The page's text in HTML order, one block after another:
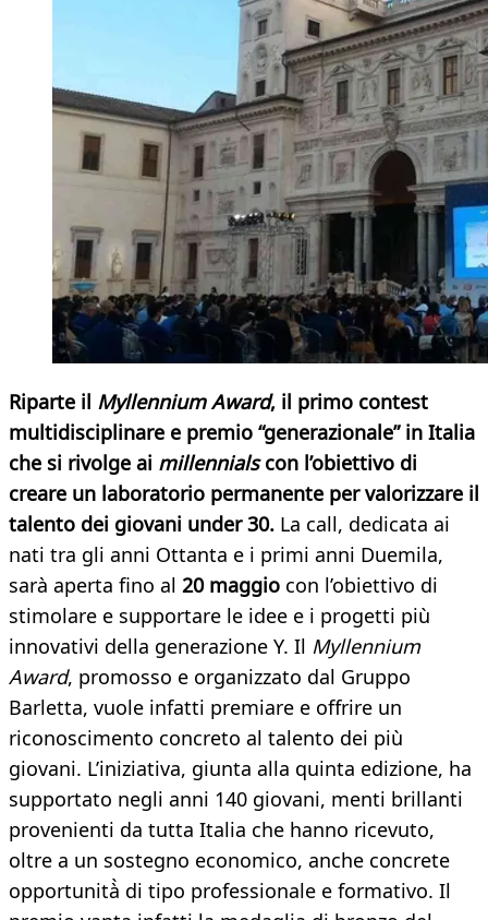
Riparte il Myllennium Award, il primo contest
multidisciplinare e premio “generazionale” in Italia
che si rivolge ai millennialscon l’obiettivo di
creare un laboratorio permanente per valorizzare il
talento dei giovani under 30. La call, dedicata ai
nati tra gli anni Ottanta e i primi anni Duemila,
sarà aperta fino al 20 maggio con l’obiettivo di
stimolare e supportare le idee e i progetti più
innovativi della generazione Y. Il Myllennium
Award, promosso e organizzato dal Gruppo
Barletta, vuole infatti premiare e offrire un
riconoscimento concreto al talento dei più
giovani. L’iniziativa, giunta alla quinta edizione, ha
supportato negli anni 140 giovani, menti brillanti
provenienti da tutta Italia che hanno ricevuto,
oltre a un sostegno economico, anche concrete
opportunità̀ di tipo professionale e formativo. Il